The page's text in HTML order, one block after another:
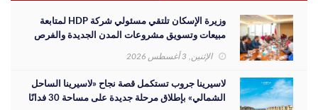
وزيرة الإسكان تلتقي مسئولي شركة HDP لمتابعة
مبيعات وتسويق مشروعات المدن الجديدة والفرص
الإثنين, 3 أغسطس 2026
لاسيرينا جروب تستكمل قصة نجاح «لاسيرينا الساحل
الشمالي» بإطلاق مرحلة جديدة على مساحة 30 فدانًا